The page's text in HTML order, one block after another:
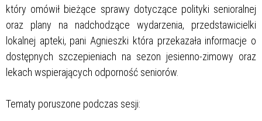
który omówił bieżące sprawy dotyczące polityki senioralnej
oraz plany na nadchodzące wydarzenia, przedstawicielki
lokalnej apteki, pani Agnieszki która przekazała informacje o
dostępnych szczepieniach na sezon jesienno-zimowy oraz
lekach wspierających odporność seniorów.
Tematy poruszone podczas sesji: